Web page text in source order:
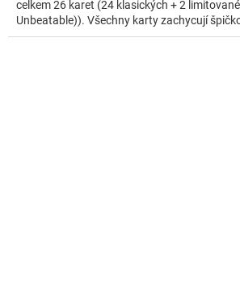
celkem 26 karet (24 klasických + 2
Unbeatable)). Všechny karty zachycují